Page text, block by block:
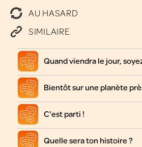
AU HASARD
SIMILAIRE
Quand viendra le jour,
Bientôt sur une planète
C'est parti !
Quelle sera ton histoire ?